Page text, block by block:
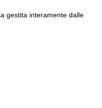
gestita interamente dalle